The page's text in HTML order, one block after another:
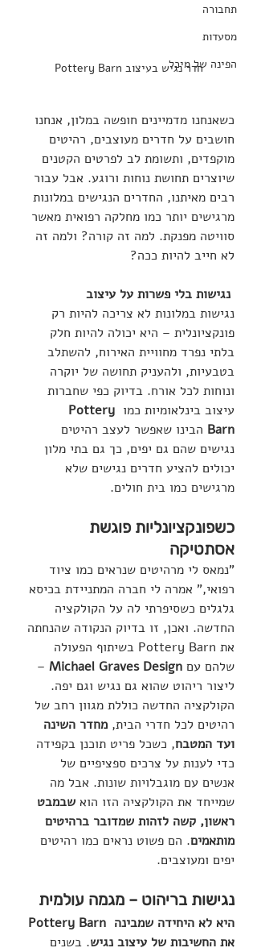
תחבורה
מסעדות
הפינה של מיכלחדר נגיש בעיצוב Pottery Barn
כשאנחנו מדמיינים חופשה במלון, אנחנו
חושבים על חדרים מעוצבים, רהיטים
מוקפדים, ותשומת לב לפרטים הקטנים
שיוצרים תחושת נוחות ורוגע. אבל עבור
רבים מאיתנו, החדרים הנגישים במלונות
מרגישים יותר כמו מחלקה רפואית מאשר
סוויטה מפנקת. למה זה קורה? ולמה זה
לא חייב להיות ככה?
נגישות בלי פשרות על עיצוב
נגישות במלונות לא צריכה להיות רק
פונקציונלית – היא יכולה להיות חלק
בלתי נפרד מחוויית האירוח, להשתלב
בטבעיות, ולהעניק תחושה של יוקרה
ונוחות לכל אורח. בדיוק כפי שחברות
עיצוב בינלאומיות כמו Pottery
Barn הבינו שאפשר לעצב רהיטים
נגישים שהם גם יפים, כך גם בתי מלון
יכולים להציע חדרים נגישים שלא
מרגישים כמו בית חולים.
כשפונקציונליות פוגשת
אסתטיקה
"נמאס לי מרהיטים שנראים כמו ציוד
רפואי," אמרה לי חברה המתניידת בכיסא
גלגלים כשסיפרתי לה על הקולקציה
החדשה. ואכן, זו בדיוק הנקודה שהנחתה
את Pottery Barn בשיתוף הפעולה
שלהם עם Michael Graves Design
–
ליצור ריהוט שהוא גם נגיש וגם יפה.
הקולקציה החדשה כוללת מגוון רחב של
רהיטים לכל חדרי הבית, מחדר השינה
ועד המטבח, כשכל פריט תוכנן בקפידה
כדי לענות על צרכים ספציפיים של
אנשים עם מוגבלויות שונות. אבל מה
שמייחד את הקולקציה הזו הוא שבמבט
ראשון, קשה לזהות שמדובר ברהיטים
מותאמים. הם פשוט נראים כמו רהיטים
יפים ומעוצבים.
נגישות בריהוט – מגמה עולמית
Pottery Barn היא לא היחידה שמבינה
את החשיבות של עיצוב נגיש. בשנים